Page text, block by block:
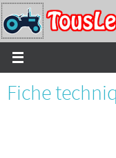
Passer
vers
le
contenu
Fiche